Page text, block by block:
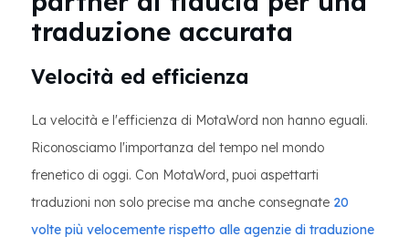
traduzione accurata
Velocità ed efficienza
La velocità e l'efficienza di MotaWord non hanno eguali.
Riconosciamo l'importanza del tempo nel mondo
frenetico di oggi. Con MotaWord, puoi aspettarti
traduzioni non solo precise ma anche consegnate 20
volte più velocemente rispetto alle agenzie di traduzione